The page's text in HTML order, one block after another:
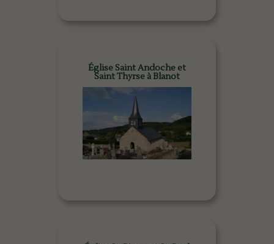
Église Saint Andoche et
Saint Thyrse à Blanot